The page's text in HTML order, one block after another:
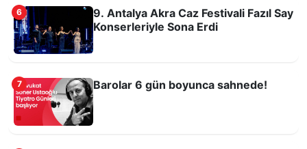
Falezlerden Akdeniz’in mavi sularına…
6
9. Antalya Akra Caz Festivali Fazıl Say
Konserleriyle Sona Erdi
7 Barolar 6 gün boyunca sahnede!